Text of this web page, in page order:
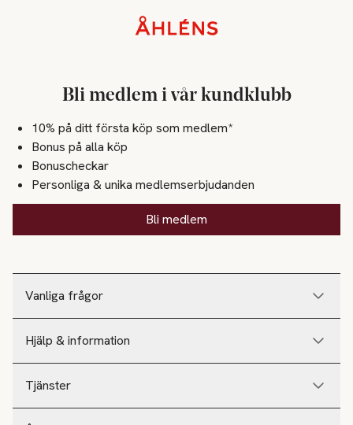
Vanliga frågor
Hjälp & information
Tjänster
Bli medlem i vår kundklubb
10% på ditt första köp som medlem*
Bonus på alla köp
Bonuscheckar
Personliga & unika medlemserbjudanden
Bli medlem